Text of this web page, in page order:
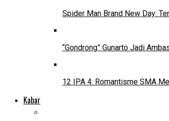
Spider Man Brand New Day:
“Gondrong” Gunarto Jadi
12 IPA 4: Romantisme SMA
Kabar